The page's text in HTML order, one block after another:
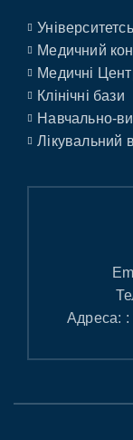
Медичний
Медичні
Клінічні бази
Навчально-
Лікувальний
Адреса: :